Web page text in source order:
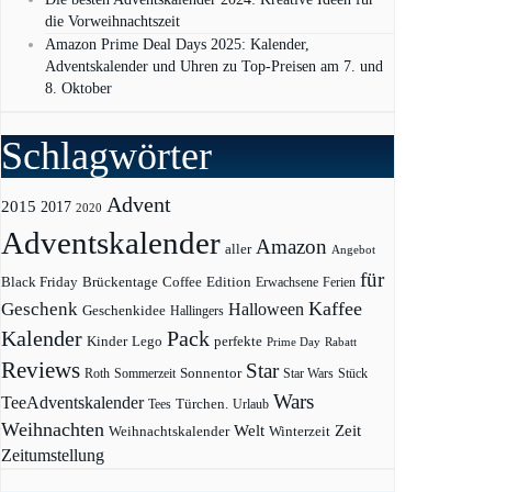
die Vorweihnachtszeit
Amazon Prime Deal Days 2025: Kalender,
Adventskalender und Uhren zu Top-Preisen am 7. und
8. Oktober
Schlagwörter
2015 2017 2020 Advent
Adventskalender aller Amazon Angebot
Black Friday Brückentage Coffee Edition Erwachsene Ferien für
Geschenk Geschenkidee Hallingers Halloween Kaffee
Kalender Kinder Lego Pack perfekte Prime Day Rabatt
Reviews Roth Sommerzeit Sonnentor Star Star Wars Stück
TeeAdventskalender Tees Türchen. Urlaub Wars
Weihnachten Weihnachtskalender Welt Winterzeit Zeit
Zeitumstellung